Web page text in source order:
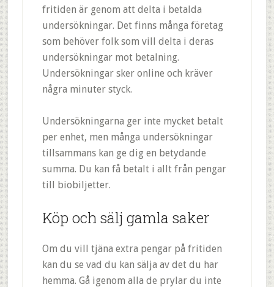
fritiden är genom att delta i betalda
undersökningar. Det finns många företag
som behöver folk som vill delta i deras
undersökningar mot betalning.
Undersökningar sker online och kräver
några minuter styck.
Undersökningarna ger inte mycket betalt
per enhet, men många undersökningar
tillsammans kan ge dig en betydande
summa. Du kan få betalt i allt från pengar
till biobiljetter.
Köp och sälj gamla saker
Om du vill tjäna extra pengar på fritiden
kan du se vad du kan sälja av det du har
hemma. Gå igenom alla de prylar du inte